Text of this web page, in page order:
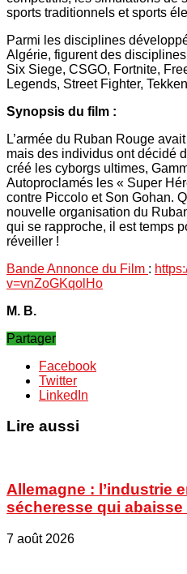
sports traditionnels et sports
Parmi les disciplines
Algérie, figurent des
Six Siege, CSGO, Fortnite,
Legends, Street Fighter,
Synopsis du film :
L’armée du Ruban Rouge
mais des individus ont décidé
créé les cyborgs ultimes,
Autoproclamés les « Super
contre Piccolo et Son Gohan.
nouvelle organisation du
qui se rapproche, il est temps
réveiller !
Bande Annonce du Film :
v=vnZoGKqolHo
M. B.
Partager
Facebook
Twitter
LinkedIn
Lire aussi
Allemagne : l’industrie
sécheresse qui
7 août 2026